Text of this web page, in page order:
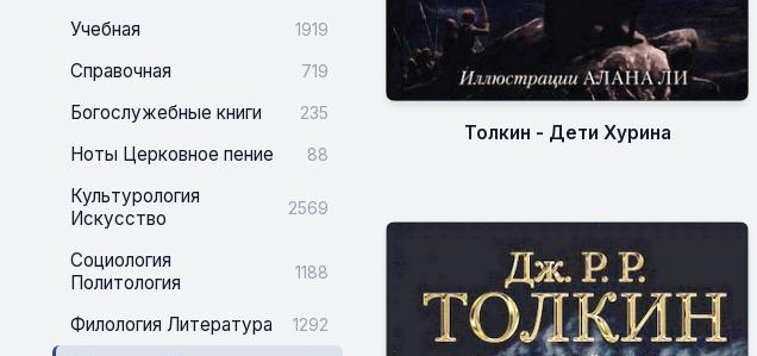
Учебная 1919
Справочная 719
Богослужебные книги 235
Ноты Церковное пение 88
Культурология
Искусство
2569
Социология
Политология
1188
Филология Литература 1292
Толкин - Дети Хурина